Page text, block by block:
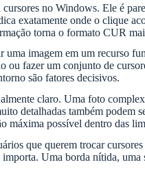
no Windows. Ele é
exatamente onde o clique
torna o formato CUR
imagem em um recurso
ou fazer um conjunto de
são fatores decisivos.
claro. Uma foto
detalhadas também
máxima possível dentro das
que querem trocar
Uma borda nítida,